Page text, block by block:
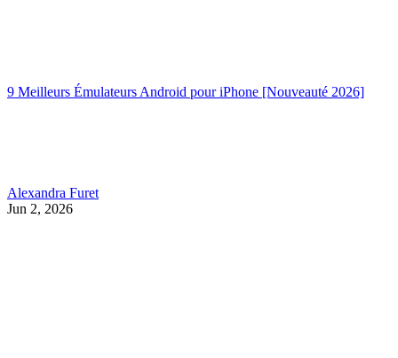
9 Meilleurs Émulateurs Android pour iPhone [Nouveauté 2026]
Alexandra Furet
Jun 2, 2026